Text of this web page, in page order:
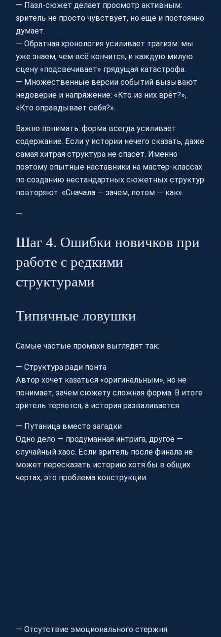
— Пазл-сюжет делает просмотр активным:
зритель не просто чувствует, но ещё и постоянно
думает.
— Обратная хронология усиливает трагизм: мы
уже знаем, чем всё кончится, и каждую милую
сцену «подсвечивает» грядущая катастрофа.
— Множественные версии событий вызывают
недоверие и напряжение: «Кто из них врёт?»,
«Кто оправдывает себя?».
Важно понимать: форма всегда усиливает
содержание. Если у истории нечего сказать, даже
самая хитрая структура не спасёт. Именно
поэтому опытные наставники на мастер-классах
по созданию нестандартных сюжетных структур
повторяют: «Сначала — зачем, потом — как».
—
Шаг 4. Ошибки новичков при
работе с редкими
структурами
Типичные ловушки
Самые частые промахи выглядят так:
— Структура ради понта
Автор хочет казаться «оригинальным», но не
понимает, зачем сюжету сложная форма. В итоге
зритель теряется, а история разваливается.
— Путаница вместо загадки
Одно дело — продуманная интрига, другое —
случайный хаос. Если зритель после финала не
может пересказать историю хотя бы в общих
чертах, это проблема конструкции.
— Отсутствие эмоционального стержня